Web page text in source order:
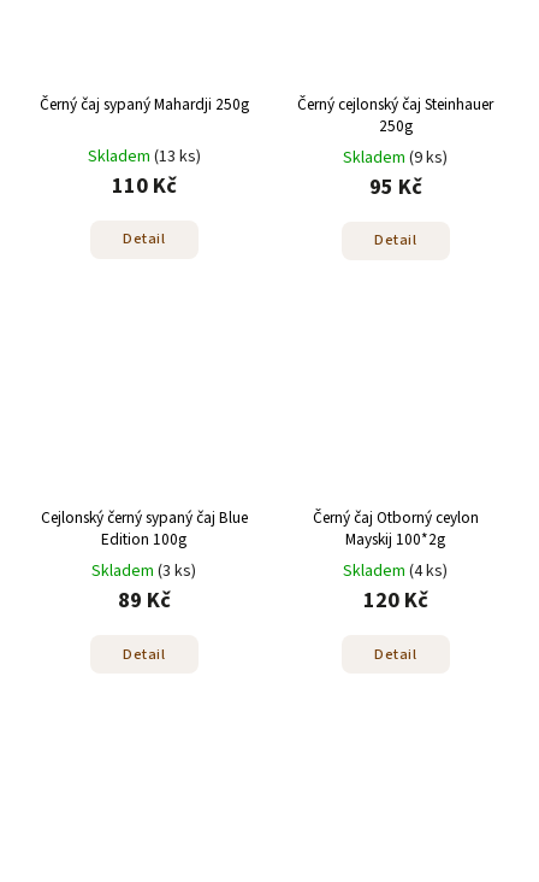
Černý čaj sypaný Mahardji 250g
Skladem (13 ks)
110 Kč
Detail
Černý cejlonský čaj Steinhauer
250g
Skladem (9 ks)
95 Kč
Detail
Cejlonský černý sypaný čaj Blue
Edition 100g
Skladem (3 ks)
89 Kč
Detail
Černý čaj Otborný ceylon
Mayskij 100*2g
Skladem (4 ks)
120 Kč
Detail